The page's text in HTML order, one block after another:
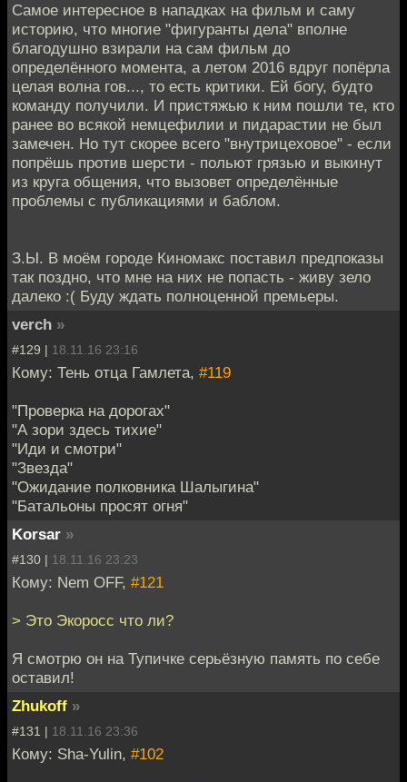
Самое интересное в нападках на фильм и саму
историю, что многие "фигуранты дела" вполне
благодушно взирали на сам фильм до
определённого момента, а летом 2016 вдруг попёрла
целая волна гов..., то есть критики. Ей богу, будто
команду получили. И пристяжью к ним пошли те, кто
ранее во всякой немцефилии и пидарастии не был
замечен. Но тут скорее всего "внутрицеховое" - если
попрёшь против шерсти - польют грязью и выкинут
из круга общения, что вызовет определённые
проблемы с публикациями и баблом.
З.Ы. В моём городе Киномакс поставил предпоказы
так поздно, что мне на них не попасть - живу зело
далеко :( Буду ждать полноценной премьеры.
verch »
#129 | 18.11.16 23:16
Кому: Тень отца Гамлета, #119
"Проверка на дорогах"
"А зори здесь тихие"
"Иди и смотри"
"Звезда"
"Ожидание полковника Шалыгина"
"Батальоны просят огня"
Korsar »
#130 | 18.11.16 23:23
Кому: Nem OFF, #121
> Это Экоросс что ли?
Я смотрю он на Тупичке серьёзную память по себе
оставил!
Zhukoff »
#131 | 18.11.16 23:36
Кому: Sha-Yulin, #102